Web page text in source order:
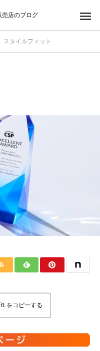
売店のブログ
スタイルフィット
をコピーする